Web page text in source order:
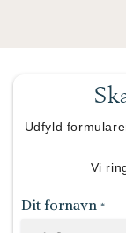
Udfyld
Vi
Dit fornavn *